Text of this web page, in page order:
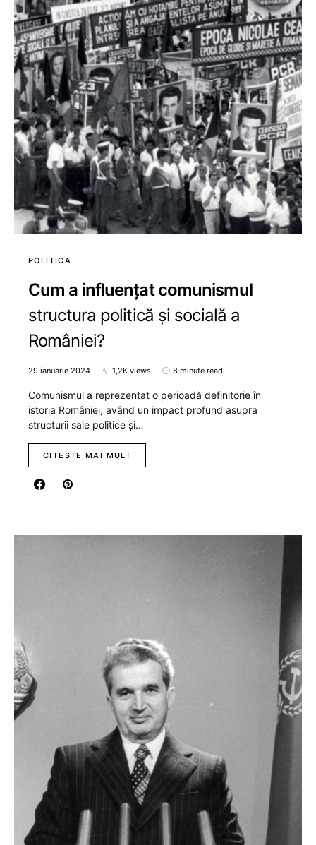
POLITICA
Cum a influențat comunismul
structura politică și socială a
României?
29 ianuarie 2024 1,2K views 8 minute read
Comunismul a reprezentat o perioadă definitorie în
istoria României, având un impact profund asupra
structurii sale politice și…
CITESTE MAI MULT